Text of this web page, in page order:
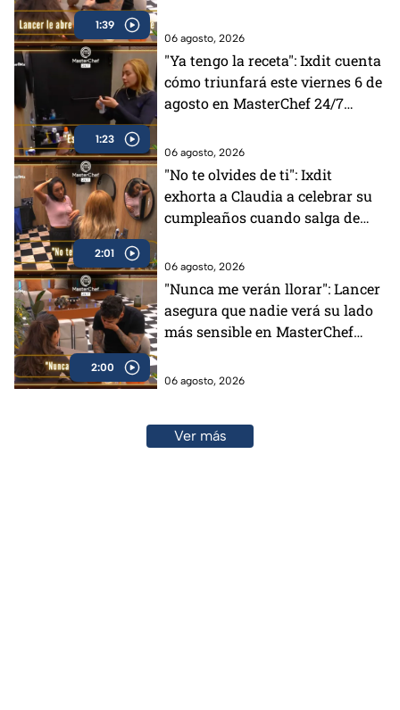
1:39
06 agosto, 2026
1:23
"Ya tengo la receta": Ixdit cuenta
cómo triunfará este viernes 6 de
agosto en MasterChef 24/7
06 agosto, 2026
2:01
"No te olvides de ti": Ixdit
exhorta a Claudia a celebrar su
cumpleaños cuando salga de
06 agosto, 2026
2:00
"Nunca me verán llorar": Lancer
asegura que nadie verá su lado
más sensible en MasterChef
06 agosto, 2026
Ver más